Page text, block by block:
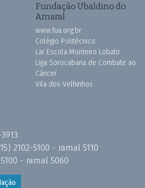
Fundação Ubaldino do
Amaral
www.fua.org.br
Colégio Politécnico
Lar Escola Monteiro Lobato
Liga Sorocabana de Combate ao
Câncer
Vila dos Velhinhos
2102-5100 - ramal 5110
5100 - ramal 5060